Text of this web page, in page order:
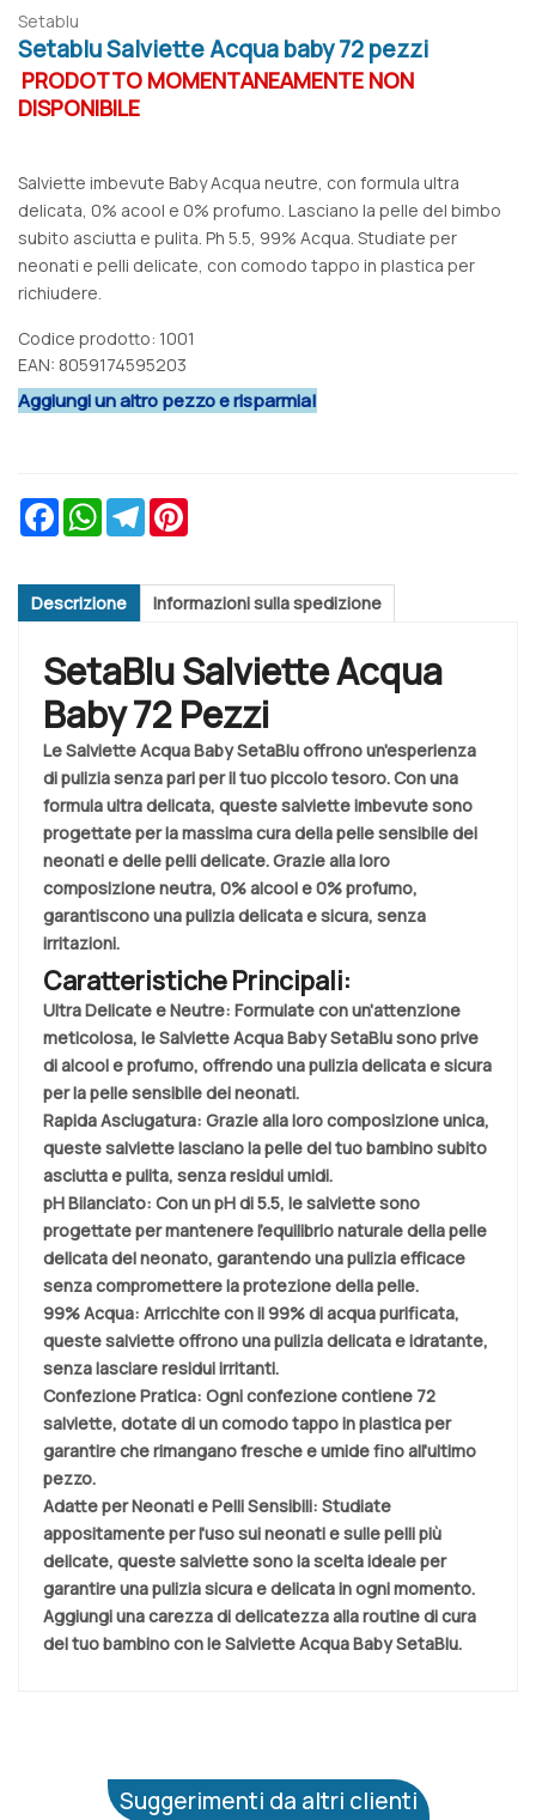
Setablu
Setablu Salviette Acqua baby 72 pezzi
PRODOTTO MOMENTANEAMENTE NON
DISPONIBILE
Salviette imbevute Baby Acqua neutre, con formula ultra
delicata, 0% acool e 0% profumo. Lasciano la pelle del bimbo
subito asciutta e pulita. Ph 5.5, 99% Acqua. Studiate per
neonati e pelli delicate, con comodo tappo in plastica per
richiudere.
Codice prodotto: 1001
EAN: 8059174595203
Aggiungi un altro pezzo e risparmia!
FacebookWhatsAppTelegram
Descrizione Informazioni sulla spedizione
SetaBlu Salviette Acqua
Baby 72 Pezzi
Le Salviette Acqua Baby SetaBlu offrono un'esperienza
di pulizia senza pari per il tuo piccolo tesoro. Con una
formula ultra delicata, queste salviette imbevute sono
progettate per la massima cura della pelle sensibile dei
neonati e delle pelli delicate. Grazie alla loro
composizione neutra, 0% alcool e 0% profumo,
garantiscono una pulizia delicata e sicura, senza
irritazioni.
Caratteristiche Principali:
Ultra Delicate e Neutre: Formulate con un'attenzione
meticolosa, le Salviette Acqua Baby SetaBlu sono prive
di alcool e profumo, offrendo una pulizia delicata e sicura
per la pelle sensibile dei neonati.
Rapida Asciugatura: Grazie alla loro composizione unica,
queste salviette lasciano la pelle del tuo bambino subito
asciutta e pulita, senza residui umidi.
pH Bilanciato: Con un pH di 5.5, le salviette sono
progettate per mantenere l'equilibrio naturale della pelle
delicata del neonato, garantendo una pulizia efficace
senza compromettere la protezione della pelle.
99% Acqua: Arricchite con il 99% di acqua purificata,
queste salviette offrono una pulizia delicata e idratante,
senza lasciare residui irritanti.
Confezione Pratica: Ogni confezione contiene 72
salviette, dotate di un comodo tappo in plastica per
garantire che rimangano fresche e umide fino all'ultimo
pezzo.
Adatte per Neonati e Pelli Sensibili: Studiate
appositamente per l'uso sui neonati e sulle pelli più
delicate, queste salviette sono la scelta ideale per
garantire una pulizia sicura e delicata in ogni momento.
Aggiungi una carezza di delicatezza alla routine di cura
del tuo bambino con le Salviette Acqua Baby SetaBlu.
Suggerimenti da altri clienti